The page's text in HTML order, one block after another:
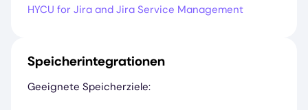
HYCU for Jira and Jira Service Management
Speicherintegrationen
Geeignete Speicherziele: